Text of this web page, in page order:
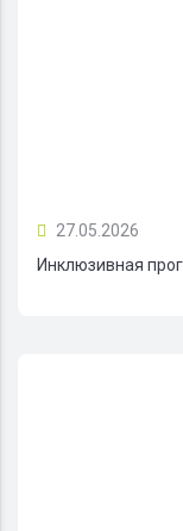
27.05.2026
Инклюзивная